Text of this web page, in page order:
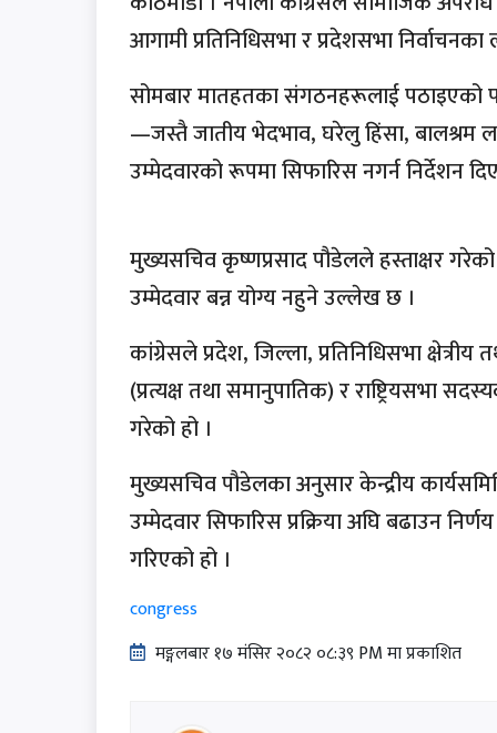
आगामी प्रतिनिधिसभा र प्रदेशसभा
सोमबार मातहतका संगठनहरूलाई पठाइएको
—जस्तै जातीय भेदभाव, घरेलु हिंसा, बालश्रम
उम्मेदवारको रूपमा सिफारिस नगर्न निर्देशन
मुख्यसचिव कृष्णप्रसाद पौडेलले हस्ताक्षर गरेको
उम्मेदवार बन्न योग्य नहुने उल्लेख छ ।
कांग्रेसले प्रदेश, जिल्ला, प्रतिनिधिसभा क्षेत्रीय
(प्रत्यक्ष तथा समानुपातिक) र राष्ट्रियसभा
गरेको हो ।
मुख्यसचिव पौडेलका अनुसार केन्द्रीय
उम्मेदवार सिफारिस प्रक्रिया अघि बढाउन
गरिएको हो ।
congress
मङ्गलबार १७ मंसिर २०८२ ०८:३९ PM मा प्रकाशित